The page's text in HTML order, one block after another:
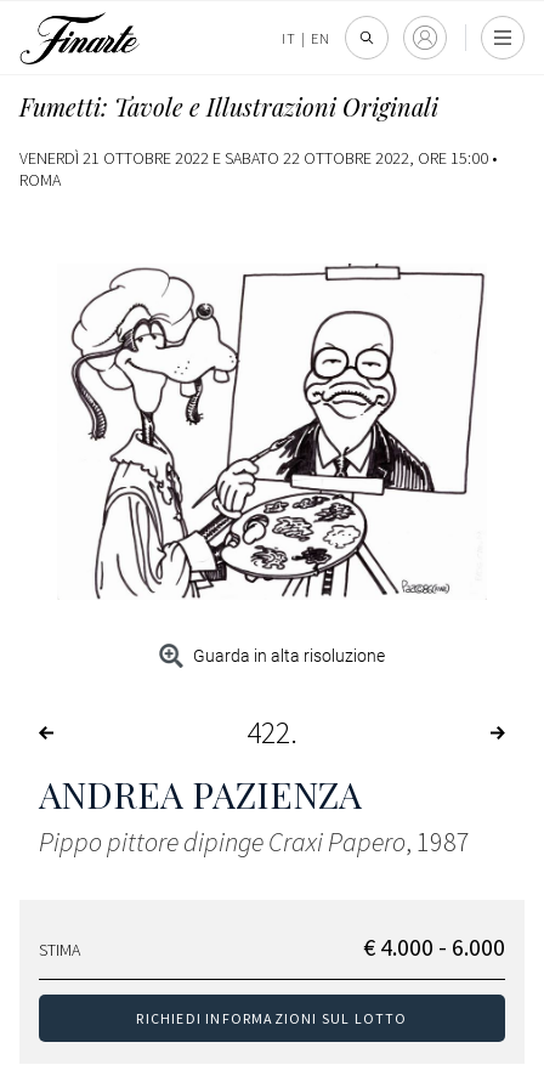
IT | EN
Fumetti: Tavole e Illustrazioni Originali
VENERDÌ 21 OTTOBRE 2022 E SABATO 22 OTTOBRE 2022, ORE 15:00 •
ROMA
Guarda in alta risoluzione
422
ANDREA PAZIENZA
Pippo pittore dipinge Craxi Papero, 1987
STIMA € 4.000 - 6.000
RICHIEDI INFORMAZIONI SUL LOTTO